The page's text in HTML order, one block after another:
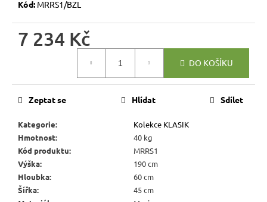
Kód: MRRS1/BZL
7 234 Kč
DO KOŠÍKU
Kategorie:
Kolekce KLASIK
Hmotnost:
40 kg
Kód produktu:
MRRS1
Výška:
190 cm
Hloubka:
60 cm
Šířka:
45 cm
Zeptat se Hlídat Sdílet
o
p
o
m
RUSTIKÁLNÍ
ŽIDLE